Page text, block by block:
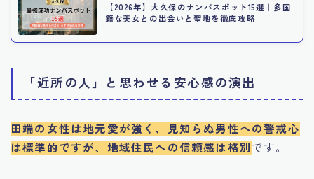
【2026年】大久保のナンパスポット15選｜多国
籍な美女との出会いと聖地を徹底攻略
「近所の人」と思わせる安心感の演出
田端の女性は地元愛が強く、見知らぬ男性への警戒心
は標準的ですが、地域住民への信頼感は格別です。